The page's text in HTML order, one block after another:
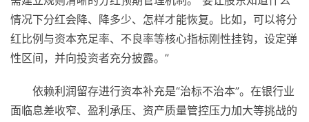
情况下分红会降、降多少、怎样才能恢复。比如，可以将分
红比例与资本充足率、不良率等核心指标刚性挂钩，设定弹
性区间，并向投资者充分披露。”
依赖利润留存进行资本补充是“治标不治本”。在银行业
面临息差收窄、盈利承压、资产质量管控压力加大等挑战的